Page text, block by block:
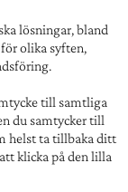
lösningar, bland
olika syften,
till samtliga
du samtycker till
helst ta tillbaka ditt
klicka på den lilla